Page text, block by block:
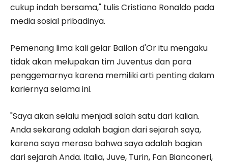
cukup indah bersama," tulis Cristiano Ronaldo pada
media sosial pribadinya.
Pemenang lima kali gelar Ballon d'Or itu mengaku
tidak akan melupakan tim Juventus dan para
penggemarnya karena memiliki arti penting dalam
kariernya selama ini.
"Saya akan selalu menjadi salah satu dari kalian.
Anda sekarang adalah bagian dari sejarah saya,
karena saya merasa bahwa saya adalah bagian
dari sejarah Anda. Italia, Juve, Turin, Fan Bianconeri,